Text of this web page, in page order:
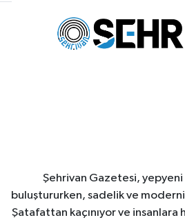
Şehrivan Gazetesi, yepyeni
buluştururken, sadelik ve
Şatafattan kaçınıyor ve